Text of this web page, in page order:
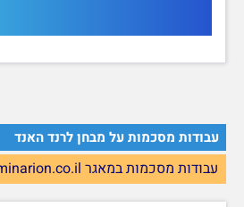
עבודות מסכמות על מבחן לרנד האנד
עבודות מסכמות במאגר Seminarion.co.il